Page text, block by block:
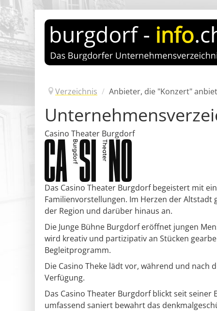
Verzeichnis / Anbieter, die "Konzert"
Casino Theater Burgdorf
Das Casino Theater Burgdorf begeistert mit
Familienvorstellungen. Im Herzen der
der Region und darüber hinaus an.
Die Junge Bühne Burgdorf eröffnet jungen
wird kreativ und partizipativ an Stücken
Begleitprogramm.
Die Casino Theke lädt vor, während und nach
Verfügung.
Das Casino Theater Burgdorf blickt seit
umfassend saniert bewahrt das